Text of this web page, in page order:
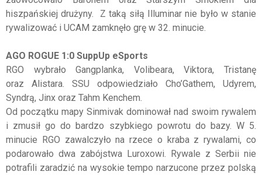
hiszpańskiej drużyny. Z taką siłą Illuminar nie było w stanie
rywalizować i UCAM zamknęło grę w 32. minucie.
AGO ROGUE 1:0 SuppUp eSports
RGO wybrało Gangplanka, Volibeara, Viktora, Tristanę
oraz Alistara. SSU odpowiedziało Cho’Gathem, Udyrem,
Syndrą, Jinx oraz Tahm Kenchem.
Od początku mapy Sinmivak dominował nad swoim rywalem
i zmusił go do bardzo szybkiego powrotu do bazy. W 5.
minucie RGO zawalczyło na rzece o kraba z rywalami, co
podarowało dwa zabójstwa Luroxowi. Rywale z Serbii nie
potrafili zaradzić na wysokie tempo narzucone przez polską